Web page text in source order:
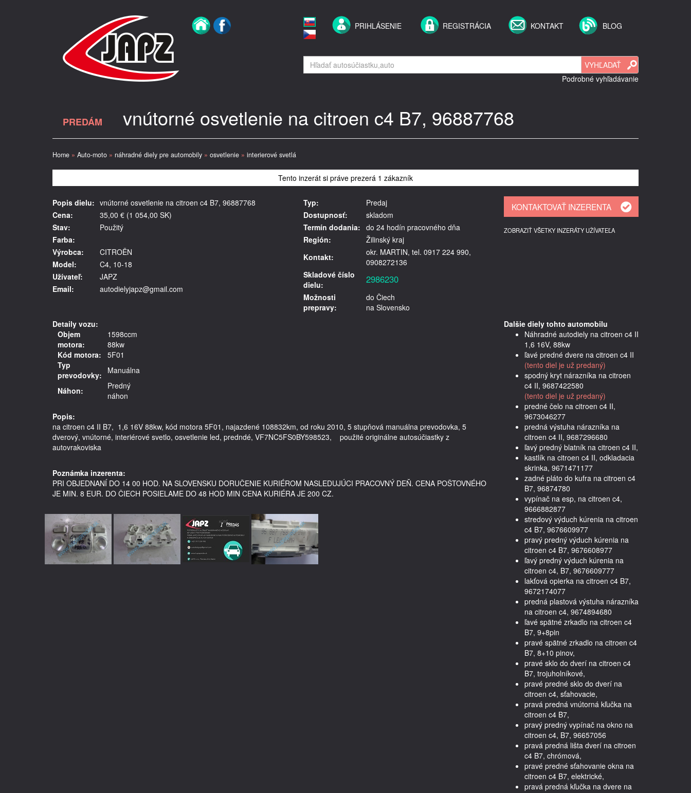
PRIHLÁSENIE REGISTRÁCIA KONTAKT BLOG
Podrobné vyhľadávanie
PREDÁM vnútorné osvetlenie na citroen c4 B7, 96887768
Home » Auto-moto » náhradné diely pre automobily » osvetlenie » interierové svetlá
Tento inzerát si práve prezerá 1 zákazník
Popis dielu: vnútorné osvetlenie na citroen c4 B7, 96887768
Cena:
35,00 € (1 054,00 SK)
Stav:
Použitý
Farba:
Výrobca:
CITROËN
Model:
C4, 10-18
Užívateľ:
JAPZ
Email:
autodielyjapz@gmail.com
Typ:
Predaj
Dostupnosť:
skladom
Termín dodania: do 24 hodín pracovného dňa
Región:
Žilinský kraj
Kontakt:
okr. MARTIN, tel. 0917 224 990,
0908272136
Skladové číslo
dielu:
2986230
Možnosti
prepravy:
do Čiech
na Slovensko
ZOBRAZIŤ VŠETKY INZERÁTY UŽÍVATEĽA
Detaily vozu:
Objem
motora:
1598ccm
88kw
Kód motora:
5F01
Typ
prevodovky:
Manuálna
Náhon:
Predný
náhon
Popis:
na citroen c4 II B7,  1,6 16V 88kw, kód motora 5F01, najazdené 108832km, od roku 2010, 5 stupňová manuálna prevodovka, 5
dverový, vnútorné, interiérové svetlo, osvetlenie led, predndé, VF7NC5FS0BY598523,    použité originálne autosúčiastky z
autovrakoviska
Poznámka inzerenta:
PRI OBJEDNANÍ DO 14 00 HOD. NA SLOVENSKU DORUČENIE KURIÉROM NASLEDUJÚCI PRACOVNÝ DEŇ. CENA POŠTOVNÉHO
JE MIN. 8 EUR. DO ČIECH POSIELAME DO 48 HOD MIN CENA KURIÉRA JE 200 CZ.
Dalšie diely tohto automobilu
Náhradné autodiely na citroen c4 II
1,6 16V, 88kw
ľavé predné dvere na citroen c4 II
(tento diel je už predaný)
spodný kryt nárazníka na citroen
c4 II, 9687422580
(tento diel je už predaný)
predné čelo na citroen c4 II,
9673046277
predná výstuha nárazníka na
citroen c4 II, 9687296680
ľavý predný blatník na citroen c4 II,
kastlík na citroen c4 II, odkladacia
skrinka, 9671471177
zadné pláto do kufra na citroen c4
B7, 96874780
vypínač na esp, na citroen c4,
9666882877
stredový výduch kúrenia na citroen
c4 B7, 9676609977
pravý predný výduch kúrenia na
citroen c4 B7, 9676608977
ľavý predný výduch kúrenia na
citroen c4, B7, 9676609777
lakťová opierka na citroen c4 B7,
9672174077
predná plastová výstuha nárazníka
na citroen c4, 9674894680
ľavé spätné zrkadlo na citroen c4
B7, 9+8pin
pravé spätné zrkadlo na citroen c4
B7, 8+10 pinov,
pravé sklo do dverí na citroen c4
B7, trojuholníkové,
pravé predné sklo do dverí na
citroen c4, sťahovacie,
pravá predná vnútorná kľučka na
citroen c4 B7,
pravý predný vypínač na okno na
citroen c4, B7, 96657056
pravá predná lišta dverí na citroen
c4 B7, chrómová,
pravé predné sťahovanie okna na
citroen c4 B7, elektrické,
pravá predná kľučka na dvere na